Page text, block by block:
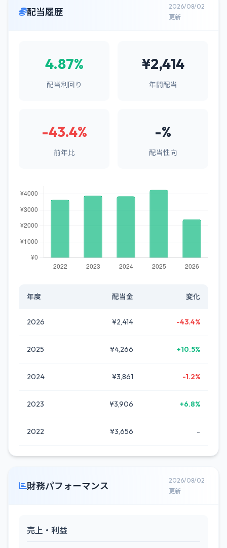
配当履歴
2026/08/02
更新
4.87%
配当利回り
¥2,414
年間配当
-43.4%
前年比
-%
配当性向
年度 配当金 変化
2026 ¥2,414 -43.4%
2025 ¥4,266 +10.5%
2024 ¥3,861 -1.2%
2023 ¥3,906 +6.8%
2022 ¥3,656 -
財務パフォーマンス
2026/08/02
更新
売上・利益